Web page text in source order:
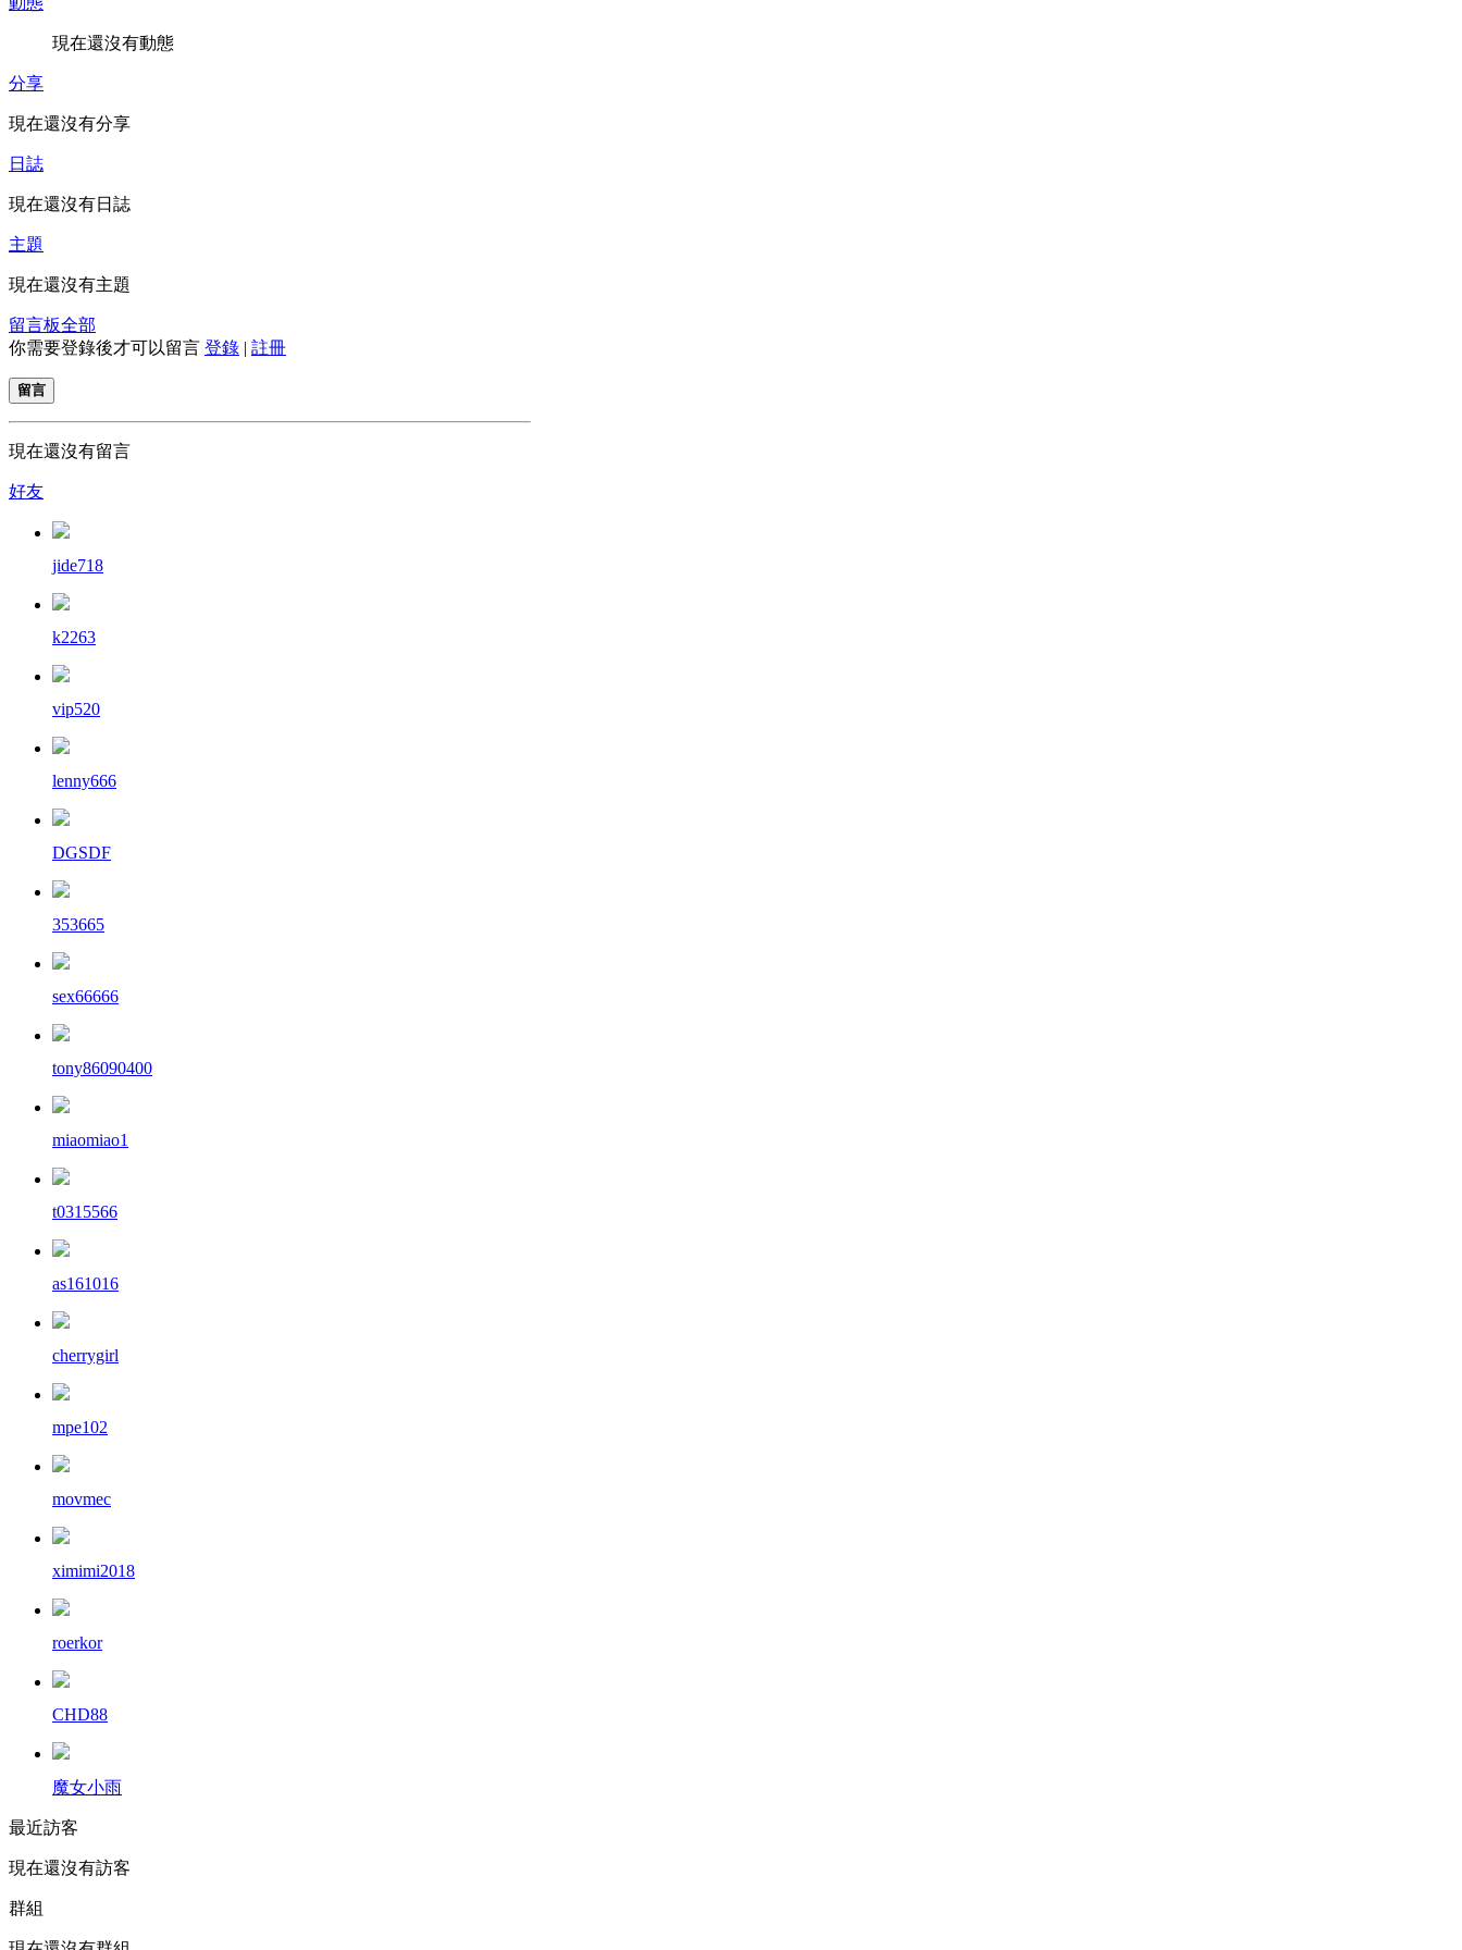
現在還沒有動態
分享
現在還沒有分享
日誌
現在還沒有日誌
主題
現在還沒有主題
留言板全部
你需要登錄後才可以留言 登錄 | 註冊
留言
現在還沒有留言
好友
jide718
k2263
vip520
lenny666
DGSDF
353665
sex66666
tony86090400
miaomiao1
t0315566
as161016
cherrygirl
mpe102
movmec
ximimi2018
roerkor
CHD88
魔女小雨
最近訪客
現在還沒有訪客
群組